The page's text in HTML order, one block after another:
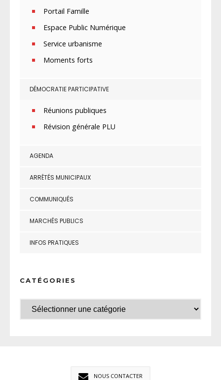
Portail Famille
Espace Public Numérique
Service urbanisme
Moments forts
DÉMOCRATIE PARTICIPATIVE
Réunions publiques
Révision générale PLU
AGENDA
ARRÊTÉS MUNICIPAUX
COMMUNIQUÉS
MARCHÉS PUBLICS
INFOS PRATIQUES
CATÉGORIES
NOUS CONTACTER